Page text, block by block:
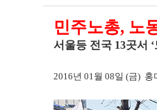
민주노총, 노
서울등 전국 13곳서
2016년 01월 08일 (금) 홍